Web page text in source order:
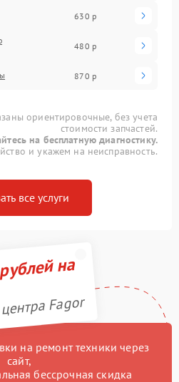
630 р
480 р
870 р
ориентировочные, без учета
стоимости запчастей.
на бесплатную диагностику.
и укажем на неисправность.
все услуги
на
Fagor
на ремонт техники через
сайт,
бессрочная скидка